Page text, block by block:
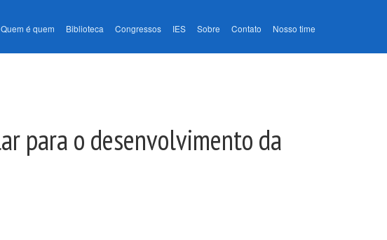
Quem é quem Biblioteca Congressos IES Sobre Contato Nosso time
para o desenvolvimento da